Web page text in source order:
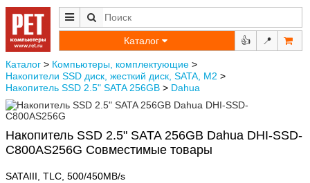
Каталог 👍 📍
Каталог > Компьютеры, комплектующие >
Накопители SSD диск, жесткий диск, SATA, M2 >
Накопитель SSD 2.5" SATA 256GB > Dahua
Накопитель SSD 2.5" SATA 256GB Dahua DHI-SSD-
C800AS256G Совместимые товары
SATAIII, TLC, 500/450MB/s